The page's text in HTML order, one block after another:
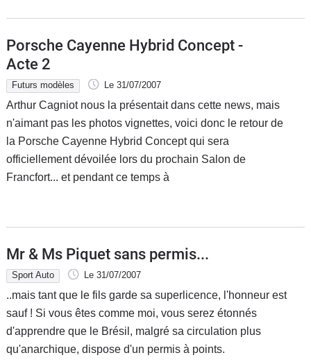
Porsche Cayenne Hybrid Concept -
Acte 2
Futurs modèles Le 31/07/2007
Arthur Cagniot nous la présentait dans cette news, mais
n'aimant pas les photos vignettes, voici donc le retour de
la Porsche Cayenne Hybrid Concept qui sera
officiellement dévoilée lors du prochain Salon de
Francfort... et pendant ce temps à
Mr & Ms Piquet sans permis...
Sport Auto Le 31/07/2007
..mais tant que le fils garde sa superlicence, l'honneur est
sauf ! Si vous êtes comme moi, vous serez étonnés
d'apprendre que le Brésil, malgré sa circulation plus
qu'anarchique, dispose d'un permis à points.